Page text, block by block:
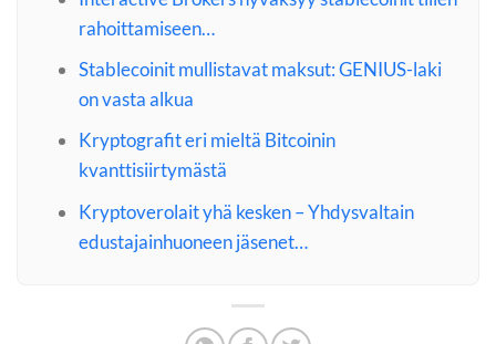
rahoittamiseen…
Stablecoinit mullistavat maksut: GENIUS-laki
on vasta alkua
Kryptografit eri mieltä Bitcoinin
kvanttisiirtymästä
Kryptoverolait yhä kesken – Yhdysvaltain
edustajainhuoneen jäsenet…